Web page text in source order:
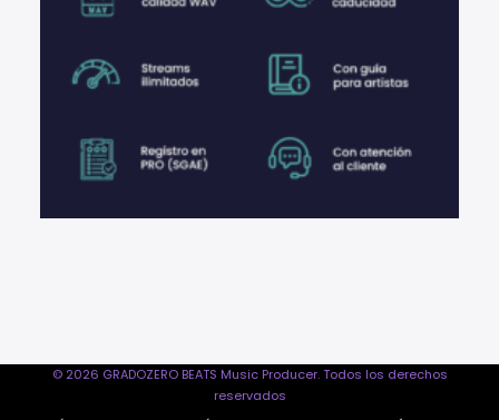
© 2026 GRADOZERO BEATS Music Producer. Todos los derechos
reservados